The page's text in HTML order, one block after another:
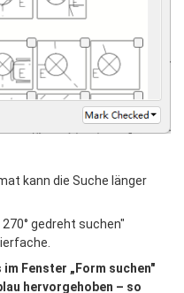
kann die Suche länger
270° gedreht suchen"
im Fenster „Form suchen"
hervorgehoben – so